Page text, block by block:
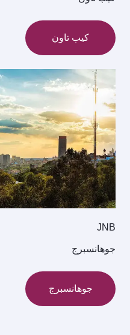
كيب تاون
JNB
جوهانسبرج
جوهانسبرج